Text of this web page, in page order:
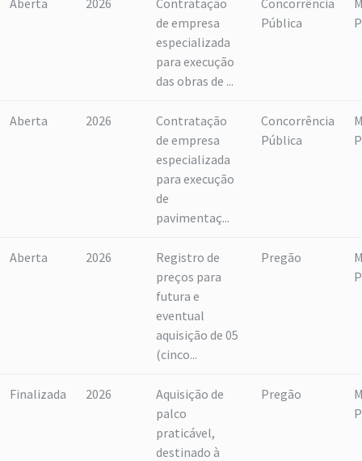
Aberta 2026
Contratação
de empresa
especializada
para execução
das obras de ...
Concorrência
Pública
Aberta 2026
Contratação
de empresa
especializada
para execução
de
pavimentaç...
Concorrência
Pública
Aberta 2026
Registro de
preços para
futura e
eventual
aquisição de 05
(cinco...
Pregão
Finalizada 2026
Aquisição de
palco
praticável,
destinado à
Pregão